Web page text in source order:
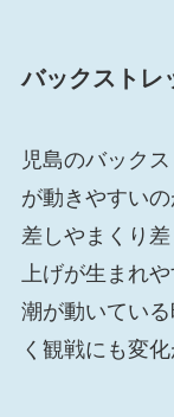
バックストレ
児島のバック
が動きやすい
差しやまくり
上げが生まれ
潮が動いてい
く観戦にも変化